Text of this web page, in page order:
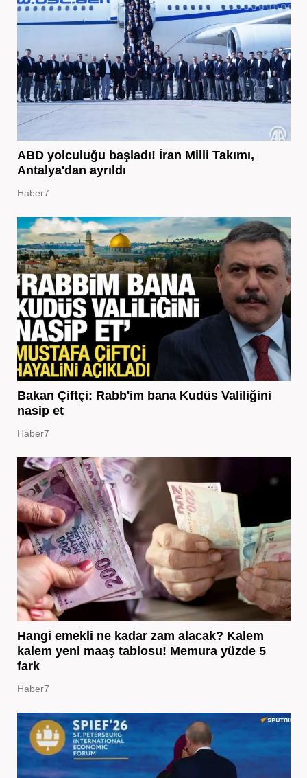
ABD yolculuğu başladı! İran Milli Takımı,
Antalya'dan ayrıldı
Haber7
Bakan Çiftçi: Rabb'im bana Kudüs Valiliğini
nasip et
Haber7
Hangi emekli ne kadar zam alacak? Kalem
kalem yeni maaş tablosu! Memura yüzde 5
fark
Haber7